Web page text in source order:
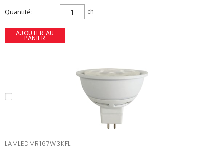
Quantité ch
AJOUTER AU
PANIER
LAMLEDMR167W3KFL